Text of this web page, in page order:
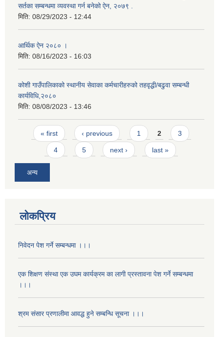
सर्तका सम्बन्धमा व्यवस्था गर्न बनेको ऐन, २०७९ ‍.
मिति: 08/29/2023 - 12:44
आर्थिक ऐन २०८० ।
मिति: 08/16/2023 - 16:03
कोशी गाउँपालिकाको स्थानीय सेवाका कर्मचारीहरुको तहवृद्धी/बढुवा सम्बन्धी
कार्यविधि,२०८०
मिति: 08/08/2023 - 13:46
Pages
« first ‹ previous 1 2 3
4 5 next › last »
अन्य
लोकप्रिय
निवेदन पेश गर्ने सम्बन्धमा ।।।
एक शिक्षण संस्था एक उघम कार्यक्रम का लागी प्रस्तावना पेश गर्ने सम्बन्धमा
।।।
श्रम संसार प्रणालीमा आवद्ध हुने सम्बन्धि सूचना ।।।